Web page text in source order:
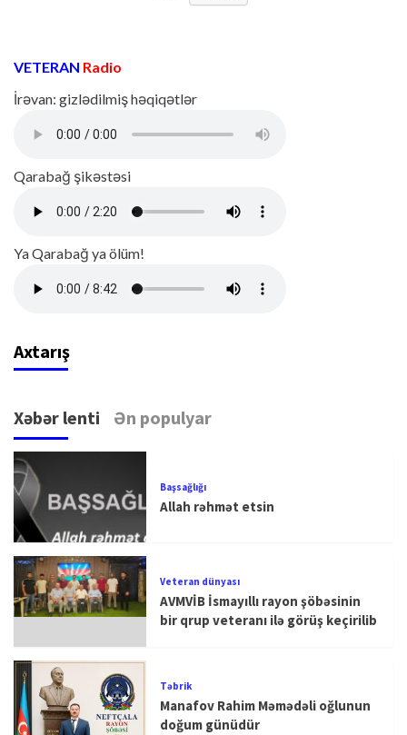
VETERAN Radio
İrəvan: gizlədilmiş həqiqətlər
Qarabağ şikəstəsi
Ya Qarabağ ya ölüm!
Axtarış
Xəbər lenti Ən populyar
Başsağlığı
Allah rəhmət etsin
Veteran dünyası
AVMVİB İsmayıllı rayon şöbəsinin
bir qrup veteranı ilə görüş keçirilib
Təbrik
Manafov Rahim Məmədəli oğlunun
doğum günüdür